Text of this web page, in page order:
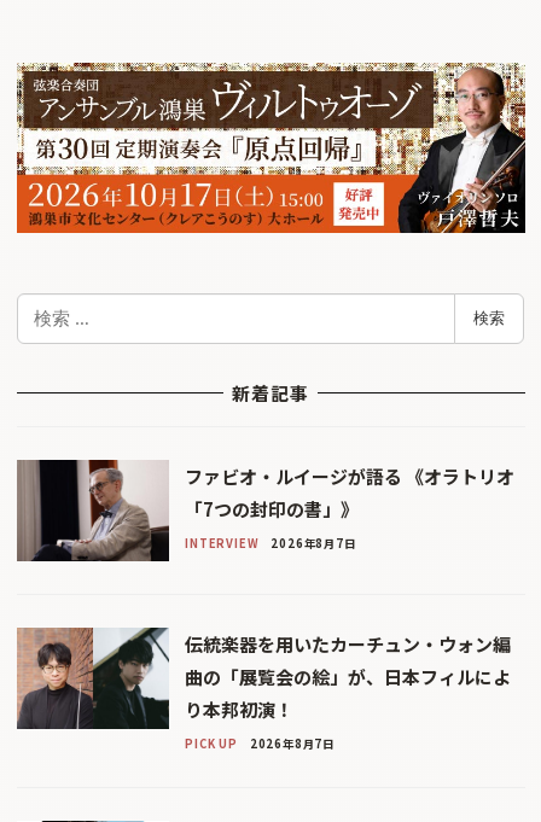
検
検索
新着記事
ファビオ・ルイージが語る 《オラトリオ
「7つの封印の書」》
INTERVIEW 2026年8月7日
伝統楽器を用いたカーチュン・ウォン編
曲の「展覧会の絵」が、日本フィルによ
り本邦初演！
PICK UP 2026年8月7日